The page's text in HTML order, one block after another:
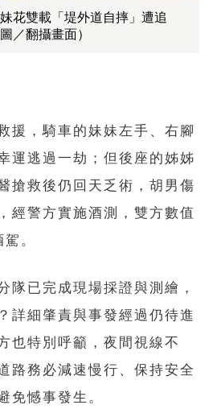
花雙載「堤外道自摔」遭追
／翻攝畫面）
援，騎車的妹妹左手、右腳
運逃過一劫；但後座的姊姊
搶救後仍回天乏術，胡男傷
經警方實施酒測，雙方數值
。
隊已完成現場採證與測繪，
詳細肇責與事發經過仍待進
也特別呼籲，夜間視線不
路務必減速慢行、保持安全
免憾事發生。